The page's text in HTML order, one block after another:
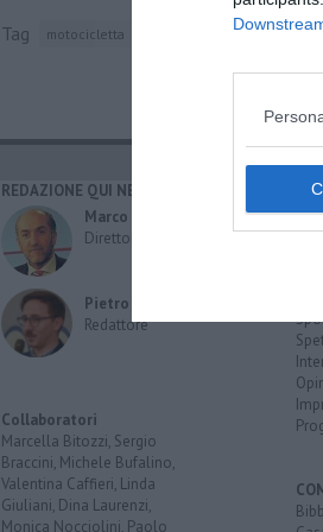
Tag motocicletta rosignano marittimo
REDAZIONE QUI NEWS
Marco Migli
Direttore Responsabile
Pietro Mattonai
Redattore
Collaboratori
Marcella Bitozzi, Sergio
Braccini, Michele Bufalino,
Valentina Caffieri, Linda
Giuliani, Dina Laurenzi,
Monica Nocciolini, Paolo